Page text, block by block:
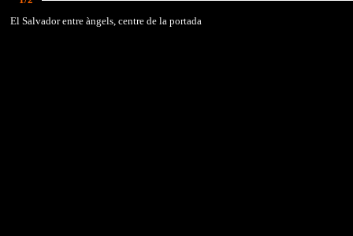
El Salvador entre àngels, centre de la portada